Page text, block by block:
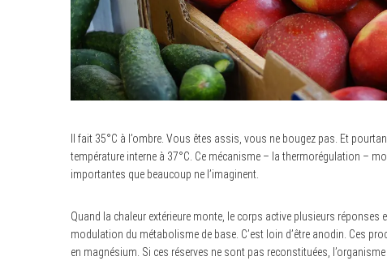
Il fait 35°C à l’ombre. Vous êtes assis, vous ne bougez pas. Et
température interne à 37°C. Ce mécanisme – la thermorégulation –
importantes que beaucoup ne l’imaginent.
Quand la chaleur extérieure monte, le corps active plusieurs
modulation du métabolisme de base. C’est loin d’être anodin. Ces
en magnésium. Si ces réserves ne sont pas reconstituées,